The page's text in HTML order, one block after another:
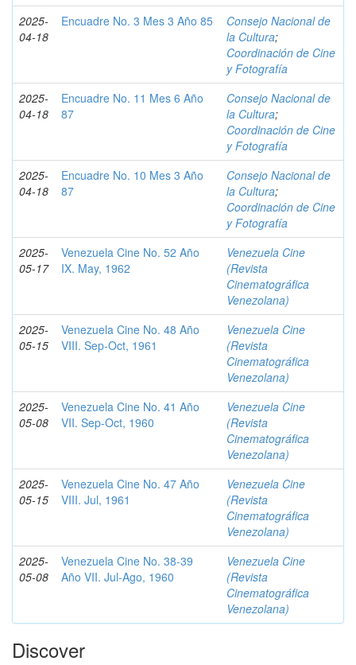
2025-
04-18
Encuadre No. 3 Mes 3 Año 85
Consejo Nacional de
la Cultura;
Coordinación de Cine
y Fotografía
2025-
04-18
Encuadre No. 11 Mes 6 Año
87
Consejo Nacional de
la Cultura;
Coordinación de Cine
y Fotografía
2025-
04-18
Encuadre No. 10 Mes 3 Año
87
Consejo Nacional de
la Cultura;
Coordinación de Cine
y Fotografía
2025-
05-17
Venezuela Cine No. 52 Año
IX. May, 1962
Venezuela Cine
(Revista
Cinematográfica
Venezolana)
2025-
05-15
Venezuela Cine No. 48 Año
VIII. Sep-Oct, 1961
Venezuela Cine
(Revista
Cinematográfica
Venezolana)
2025-
05-08
Venezuela Cine No. 41 Año
VII. Sep-Oct, 1960
Venezuela Cine
(Revista
Cinematográfica
Venezolana)
2025-
05-15
Venezuela Cine No. 47 Año
VIII. Jul, 1961
Venezuela Cine
(Revista
Cinematográfica
Venezolana)
2025-
05-08
Venezuela Cine No. 38-39
Año VII. Jul-Ago, 1960
Venezuela Cine
(Revista
Cinematográfica
Venezolana)
Discover